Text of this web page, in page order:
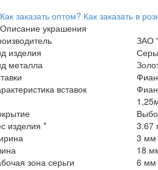
Как заказать оптом? Как заказать в
Описание украшения
ЗАО
изделия
металла
вставок
изделия *
3.67
3 мм
18
зона серьги
6 мм